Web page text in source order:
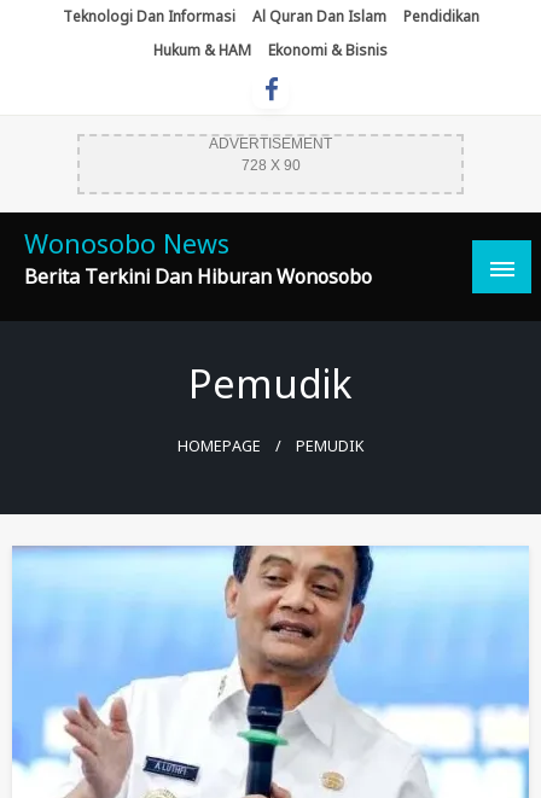
Teknologi Dan Informasi Al Quran Dan Islam
Pendidikan
Hukum & HAM
Ekonomi & Bisnis
ADVERTISEMENT
728 X 90
Wonosobo News
Berita Terkini Dan Hiburan Wonosobo
Pemudik
HOMEPAGE PEMUDIK